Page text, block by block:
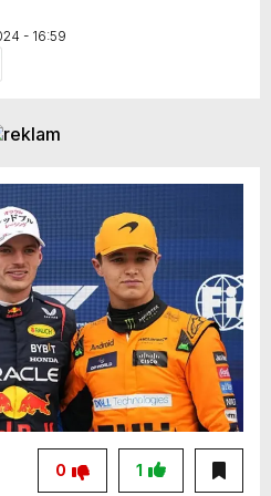
- 16:59
1
0